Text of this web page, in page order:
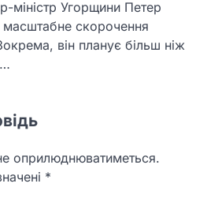
міністр Угорщини Петер
скорочення
він планує більш ніж
оприлюднюватиметься.
*